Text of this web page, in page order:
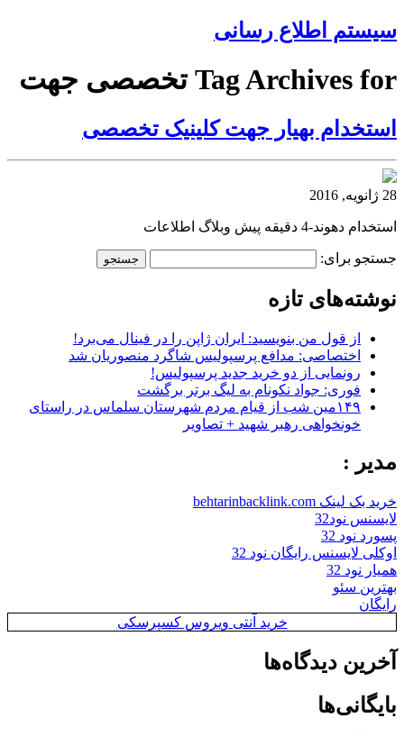
سیستم اطلاع رسانی
Tag Archives for تخصصی جهت
استخدام بهیار جهت کلینیک تخصصی
28 ژانویه, 2016
استخدام دهوند-4 دقیقه پیش وبلاگ اطلاعات
جستجو برای:
نوشته‌های تازه
از قول من بنویسید: ایران ژاپن را در فینال می‌برد!
اختصاصی: مدافع پرسپولیس شاگرد منصوریان شد
رونمایی از دو خرید جدید پرسپولیس!
فوری: جواد نکونام به لیگ برتر برگشت
۱۴۹مین شب از قیام مردم شهرستان سلماس در راستای
خونخواهی رهبر شهید + تصاویر
مدیر :
خرید بک لینک behtarinbacklink.com
لایسنس نود32
پسورد نود 32
اوکلی لایسنس رایگان نود 32
همیار نود 32
بهترین سئو
رایگان
خرید آنتی ویروس کسپرسکی
آخرین دیدگاه‌ها
بایگانی‌ها